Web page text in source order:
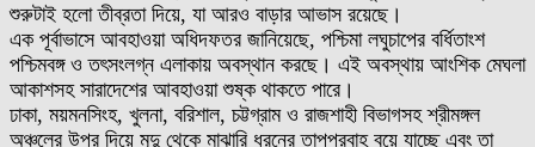
শুরুটাই হলো তীব্রতা দিয়ে, যা আরও বাড়ার আভাস রয়েছে।
এক পূর্বাভাসে আবহাওয়া অধিদফতর জানিয়েছে, পশ্চিমা লঘুচাপের বর্ধিতাংশ
পশ্চিমবঙ্গ ও তৎসংলগ্ন এলাকায় অবস্থান করছে। এই অবস্থায় আংশিক মেঘলা
আকাশসহ সারাদেশের আবহাওয়া শুষ্ক থাকতে পারে।
ঢাকা, ময়মনসিংহ, খুলনা, বরিশাল, চট্টগ্রাম ও রাজশাহী বিভাগসহ শ্রীমঙ্গল
অঞ্চলের উপর দিয়ে মৃদু থেকে মাঝারি ধরনের তাপপ্রবাহ বয়ে যাচ্ছে এবং তা